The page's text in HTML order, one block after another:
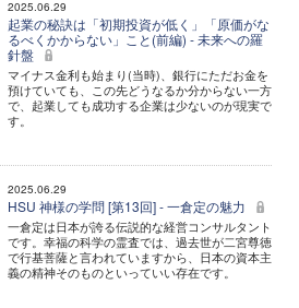
2025.06.29
起業の秘訣は「初期投資が低く」「原価がな
るべくかからない」こと(前編) - 未来への羅
針盤
マイナス金利も始まり(当時)、銀行にただお金を
預けていても、この先どうなるか分からない一方
で、起業しても成功する企業は少ないのが現実で
す。
2025.06.29
HSU 神様の学問 [第13回] - 一倉定の魅力
一倉定は日本が誇る伝説的な経営コンサルタント
です。幸福の科学の霊査では、過去世が二宮尊徳
で行基菩薩と言われていますから、日本の資本主
義の精神そのものといっていい存在です。